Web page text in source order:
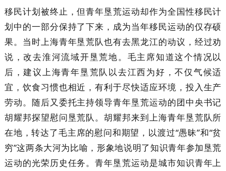
移民计划被终止，但青年垦荒运动却作为全国性移民计
划中的一部分保持了下来，成为当年移民运动的仅存硕
果。当时上海青年垦荒队也有去黑龙江的动议，经过劝
说，改去淮河流域开垦荒地。毛主席知道这个情况以
后，建议上海青年垦荒队以去江西为好，不仅气候适
宜，饮食习惯也相近，有利于尽快适应环境，投入生产
劳动。随后又委托主持领导青年垦荒运动的团中央书记
胡耀邦探望慰问垦荒队。胡耀邦来到上海青年垦荒队所
在地，转达了毛主席的慰问和期望，以渡过“愚昧”和“贫
穷”这两条大河为比喻，形象地说明了知识青年参加垦荒
运动的光荣历史任务。青年垦荒运动是城市知识青年上